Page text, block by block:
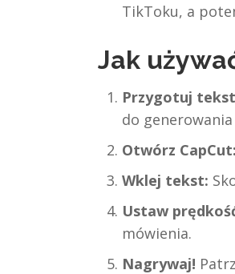
TikToku, a
Jak
Przygotuj
do
Otwórz CapCut:
Wklej tekst:
Ustaw
mówienia.
Nagrywaj!